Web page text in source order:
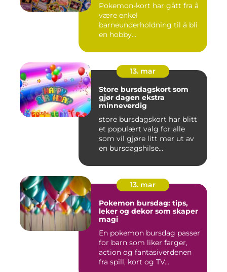
Pokemon-kort har gått fra å
være enkel
barneunderholdning til å bli
en hobby...
13. mar
Store bursdagskort som
gjør dagen ekstra
minneverdig
store bursdagskort har blitt
et populært valg for alle
som vil gjøre litt mer ut av
en bursdagshilse...
13. mar
Pokemon bursdag: tips,
leker og dekor som skaper
magi
En pokemon bursdag passer
for barn som liker farger,
action og fantasiverdenen
fra spill, kort og TV...